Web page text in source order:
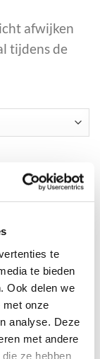
te
te bieden
Ook delen we
met onze
analyse. Deze
met andere
ze hebben
afwijken
tijdens de
gilet